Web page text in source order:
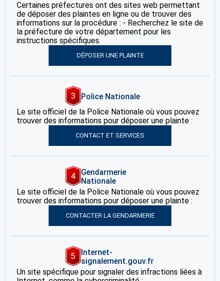
Certaines préfectures ont des sites web permettant
de déposer des plaintes en ligne ou de trouver des
informations sur la procédure : - Recherchez le site de
la préfecture de votre département pour les
instructions spécifiques.
DÉPOSER UNE PLAINTE
3
Police Nationale
Le site officiel de la Police Nationale où vous pouvez
trouver des informations pour déposer une plainte :
CONTACT ET SERVICES
4
Gendarmerie
Nationale
Le site officiel de la Police Nationale où vous pouvez
trouver des informations pour déposer une plainte :
CONTACTER LA GENDARMERIE
5
Internet-
signalement.gouv.fr
Un site spécifique pour signaler des infractions liées à